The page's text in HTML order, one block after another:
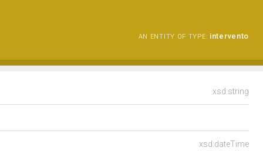
AN ENTITY OF TYPE: intervento
xsd:string
xsd:dateTime